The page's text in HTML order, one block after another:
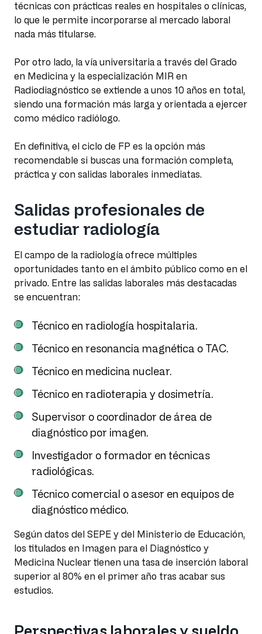
técnicas con prácticas reales en hospitales o clínicas,
lo que le permite incorporarse al mercado laboral
nada más titularse.
Por otro lado, la vía universitaria a través del Grado
en Medicina y la especialización MIR en
Radiodiagnóstico se extiende a unos 10 años en total,
siendo una formación más larga y orientada a ejercer
como médico radiólogo.
En definitiva, el ciclo de FP es la opción más
recomendable si buscas una formación completa,
práctica y con salidas laborales inmediatas.
Salidas profesionales de
estudiar radiología
El campo de la radiología ofrece múltiples
oportunidades tanto en el ámbito público como en el
privado. Entre las salidas laborales más destacadas
se encuentran:
Técnico en radiología hospitalaria.
Técnico en resonancia magnética o TAC.
Técnico en medicina nuclear.
Técnico en radioterapia y dosimetría.
Supervisor o coordinador de área de
diagnóstico por imagen.
Investigador o formador en técnicas
radiológicas.
Técnico comercial o asesor en equipos de
diagnóstico médico.
Según datos del SEPE y del Ministerio de Educación,
los titulados en Imagen para el Diagnóstico y
Medicina Nuclear tienen una tasa de inserción laboral
superior al 80% en el primer año tras acabar sus
estudios.
Perspectivas laborales y sueldo